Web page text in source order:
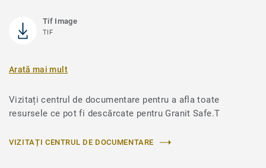
Tif Image
TIF
Arată mai mult
Vizitați centrul de documentare pentru a afla toate
resursele ce pot fi descărcate pentru Granit Safe.T
VIZITAȚI CENTRUL DE DOCUMENTARE